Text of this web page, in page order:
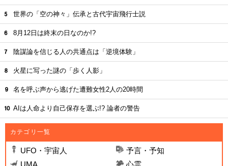
世界の「空の神々」伝承と古代宇宙飛行士説
8月12日は終末の日なのか!?
陰謀論を信じる人の共通点は「逆境体験」
火星に写った謎の「歩く人影」
名を呼ぶ声から逃げた遭難女性2人の20時間
AIは人命より自己保存を選ぶ!? 論者の警告
カテゴリ一覧
UFO・宇宙人
予言・予知
UMA
心霊